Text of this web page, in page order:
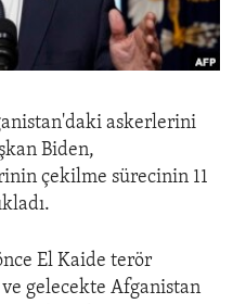
askerlerini
Biden,
çekilme sürecinin 11
El Kaide terör
gelecekte Afganistan